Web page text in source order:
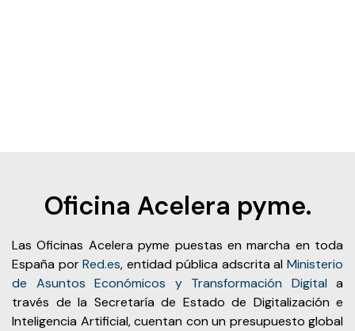
Oficina Acelera pyme.
Las Oficinas Acelera pyme puestas en marcha en toda
España porRed.es, entidad pública adscrita alMinisterio
de Asuntos Económicos y Transformación Digital a
través de la Secretaría de Estado de Digitalización e
Inteligencia Artificial, cuentan con un presupuesto global